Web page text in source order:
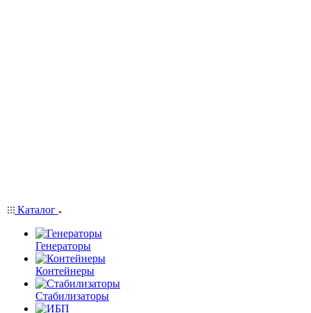
Каталог
Генераторы
Контейнеры
Стабилизаторы